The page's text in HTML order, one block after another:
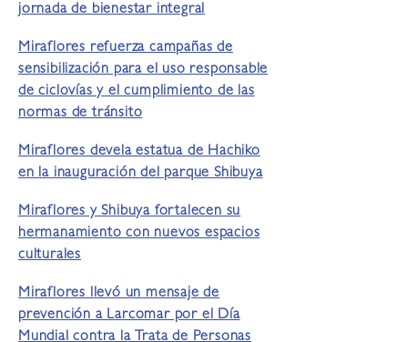
jornada de bienestar integral
Miraflores refuerza campañas de
sensibilización para el uso responsable
de ciclovías y el cumplimiento de las
normas de tránsito
Miraflores devela estatua de Hachiko
en la inauguración del parque Shibuya
Miraflores y Shibuya fortalecen su
hermanamiento con nuevos espacios
culturales
Miraflores llevó un mensaje de
prevención a Larcomar por el Día
Mundial contra la Trata de Personas